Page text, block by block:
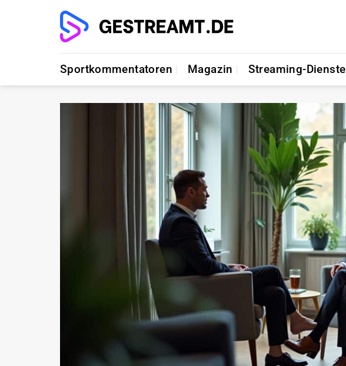
Sportkommentatoren Magazin Streaming-Dienste